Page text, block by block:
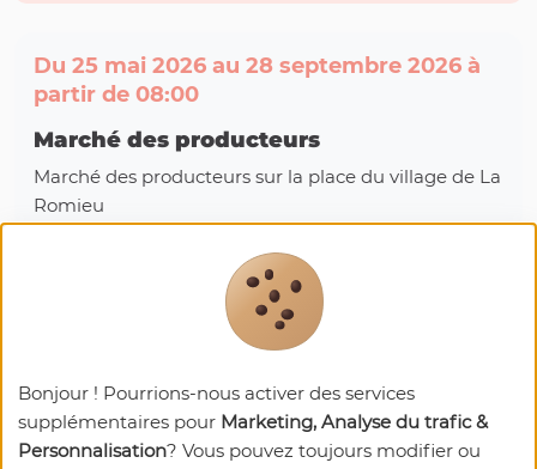
Du 25 mai 2026 au 28 septembre 2026 à
partir de 08:00
Marché des producteurs
Marché des producteurs sur la place du village de La
Romieu
Du 25/05/2026 au 28/09/2026
Horaires d'ouverture : 08:00 - 12:00
32480 LA ROMIEU
Visiter le site Web
Bonjour ! Pourrions-nous activer des services
supplémentaires pour Marketing, Analyse du trafic &
Personnalisation? Vous pouvez toujours modifier ou